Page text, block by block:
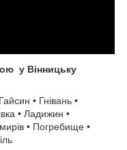
у Вінницьку
• Гнівань •
• Ладижин •
• Погребище •